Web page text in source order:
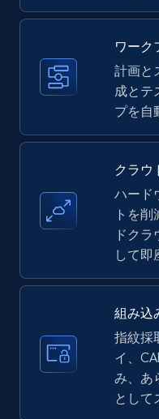
specific keywords
Title, Seller name,
price, Currency,
more.
Amazon products
upc numbers
Title, Seller name,
price, Currency,
more.
LinkedIn
ワーク
計画と
成とテ
プを自
クラウ
ハード
トを
ドク
して即
組み込
指紋採
イ、
み、あ
として